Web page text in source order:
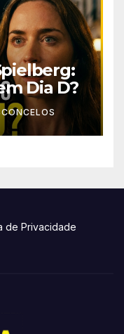
Dia D?
de Privacidade